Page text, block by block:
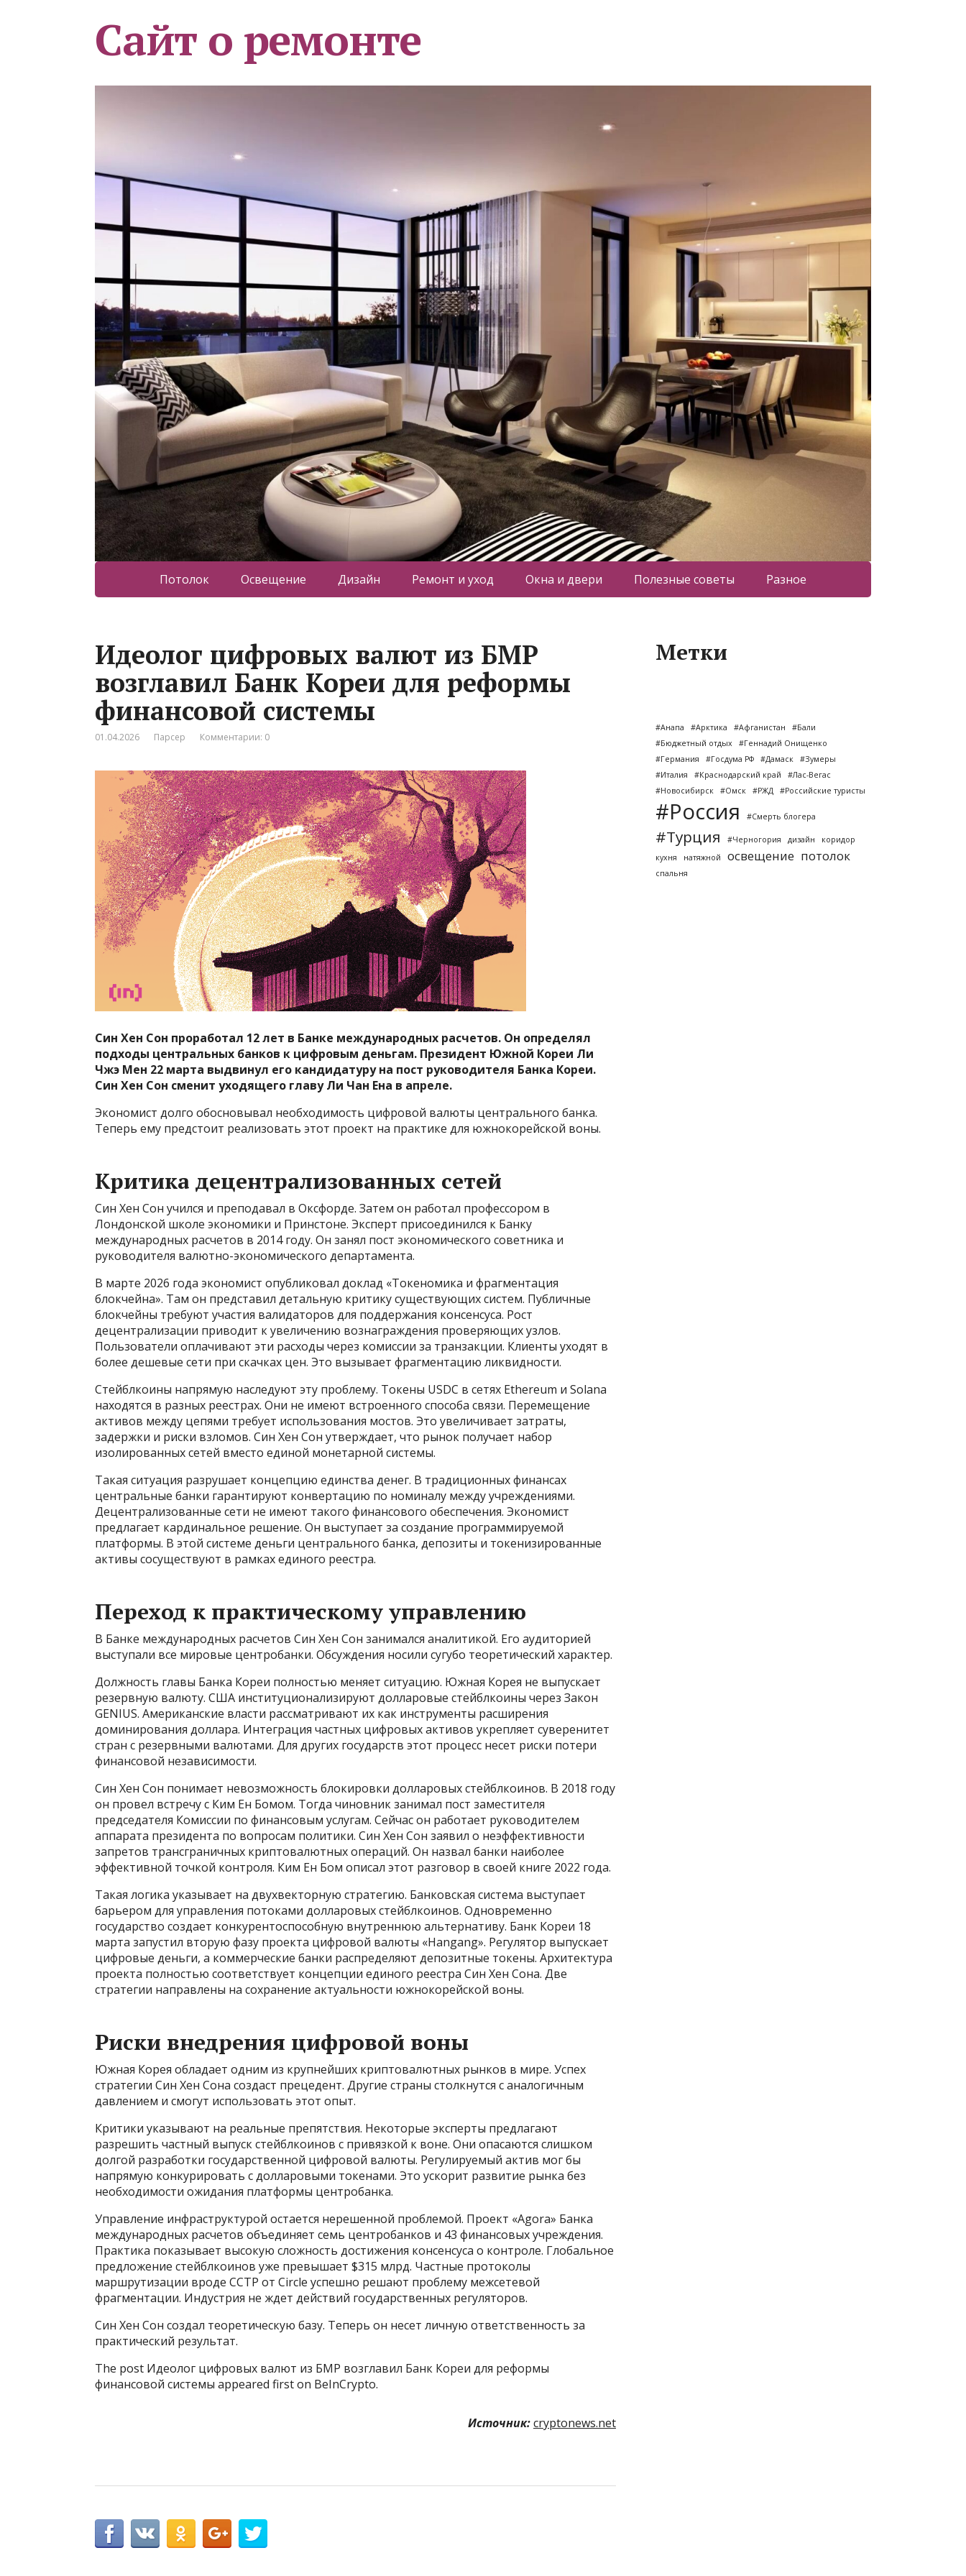
Сайт о ремонте
Потолок Освещение Дизайн Ремонт и уход Окна и двери Полезные советы Разное
Идеолог цифровых валют из БМР
возглавил Банк Кореи для реформы
финансовой системы
01.04.2026 Парсер Комментарии: 0
Син Хен Сон проработал 12 лет в Банке международных расчетов. Он определял
подходы центральных банков к цифровым деньгам. Президент Южной Кореи Ли
Чжэ Мен 22 марта выдвинул его кандидатуру на пост руководителя Банка Кореи.
Син Хен Сон сменит уходящего главу Ли Чан Ена в апреле.
Экономист долго обосновывал необходимость цифровой валюты центрального банка.
Теперь ему предстоит реализовать этот проект на практике для южнокорейской воны.
Критика децентрализованных сетей
Син Хен Сон учился и преподавал в Оксфорде. Затем он работал профессором в
Лондонской школе экономики и Принстоне. Эксперт присоединился к Банку
международных расчетов в 2014 году. Он занял пост экономического советника и
руководителя валютно-экономического департамента.
В марте 2026 года экономист опубликовал доклад «Токеномика и фрагментация
блокчейна». Там он представил детальную критику существующих систем. Публичные
блокчейны требуют участия валидаторов для поддержания консенсуса. Рост
децентрализации приводит к увеличению вознаграждения проверяющих узлов.
Пользователи оплачивают эти расходы через комиссии за транзакции. Клиенты уходят в
более дешевые сети при скачках цен. Это вызывает фрагментацию ликвидности.
Стейблкоины напрямую наследуют эту проблему. Токены USDC в сетях Ethereum и Solana
находятся в разных реестрах. Они не имеют встроенного способа связи. Перемещение
активов между цепями требует использования мостов. Это увеличивает затраты,
задержки и риски взломов. Син Хен Сон утверждает, что рынок получает набор
изолированных сетей вместо единой монетарной системы.
Такая ситуация разрушает концепцию единства денег. В традиционных финансах
центральные банки гарантируют конвертацию по номиналу между учреждениями.
Децентрализованные сети не имеют такого финансового обеспечения. Экономист
предлагает кардинальное решение. Он выступает за создание программируемой
платформы. В этой системе деньги центрального банка, депозиты и токенизированные
активы сосуществуют в рамках единого реестра.
Переход к практическому управлению
В Банке международных расчетов Син Хен Сон занимался аналитикой. Его аудиторией
выступали все мировые центробанки. Обсуждения носили сугубо теоретический характер.
Должность главы Банка Кореи полностью меняет ситуацию. Южная Корея не выпускает
резервную валюту. США институционализируют долларовые стейблкоины через Закон
GENIUS. Американские власти рассматривают их как инструменты расширения
доминирования доллара. Интеграция частных цифровых активов укрепляет суверенитет
стран с резервными валютами. Для других государств этот процесс несет риски потери
финансовой независимости.
Син Хен Сон понимает невозможность блокировки долларовых стейблкоинов. В 2018 году
он провел встречу с Ким Ен Бомом. Тогда чиновник занимал пост заместителя
председателя Комиссии по финансовым услугам. Сейчас он работает руководителем
аппарата президента по вопросам политики. Син Хен Сон заявил о неэффективности
запретов трансграничных криптовалютных операций. Он назвал банки наиболее
эффективной точкой контроля. Ким Ен Бом описал этот разговор в своей книге 2022 года.
Такая логика указывает на двухвекторную стратегию. Банковская система выступает
барьером для управления потоками долларовых стейблкоинов. Одновременно
государство создает конкурентоспособную внутреннюю альтернативу. Банк Кореи 18
марта запустил вторую фазу проекта цифровой валюты «Hangang». Регулятор выпускает
цифровые деньги, а коммерческие банки распределяют депозитные токены. Архитектура
проекта полностью соответствует концепции единого реестра Син Хен Сона. Две
стратегии направлены на сохранение актуальности южнокорейской воны.
Риски внедрения цифровой воны
Южная Корея обладает одним из крупнейших криптовалютных рынков в мире. Успех
стратегии Син Хен Сона создаст прецедент. Другие страны столкнутся с аналогичным
давлением и смогут использовать этот опыт.
Критики указывают на реальные препятствия. Некоторые эксперты предлагают
разрешить частный выпуск стейблкоинов с привязкой к воне. Они опасаются слишком
долгой разработки государственной цифровой валюты. Регулируемый актив мог бы
напрямую конкурировать с долларовыми токенами. Это ускорит развитие рынка без
необходимости ожидания платформы центробанка.
Управление инфраструктурой остается нерешенной проблемой. Проект «Agora» Банка
международных расчетов объединяет семь центробанков и 43 финансовых учреждения.
Практика показывает высокую сложность достижения консенсуса о контроле. Глобальное
предложение стейблкоинов уже превышает $315 млрд. Частные протоколы
маршрутизации вроде CCTP от Circle успешно решают проблему межсетевой
фрагментации. Индустрия не ждет действий государственных регуляторов.
Син Хен Сон создал теоретическую базу. Теперь он несет личную ответственность за
практический результат.
The post Идеолог цифровых валют из БМР возглавил Банк Кореи для реформы
финансовой системы appeared first on BeInCrypto.
Источник:cryptonews.net
Метки
#Анапа #Арктика #Афганистан
#Бали
#Бюджетный отдых
#Геннадий Онищенко
#Германия
#Госдума РФ #Дамаск
#Зумеры
#Италия
#Краснодарский край
#Лас-Вегас
#Новосибирск
#Омск #РЖД #Российские туристы
#Россия #Смерть блогера
#Турция #Черногория дизайн
коридор
кухня
натяжной освещение потолок
спальня